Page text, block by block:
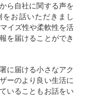
ら自社に関する声を
お話いただきまし
イズ性や柔軟性を活
を届けることができ
に届ける小さなアク
ーのより良い生活に
いることもお話をい